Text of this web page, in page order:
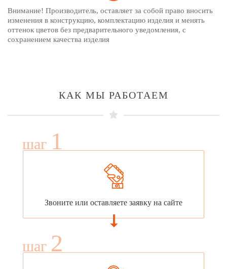
Внимание! Производитель, оставляет за собой право вносить
изменения в конструкцию, комплектацию изделия и менять
оттенок цветов без предварительного уведомления, с
сохранением качества изделия
КАК МЫ РАБОТАЕМ
шаг 1
Звоните или оставляете заявку на сайте
шаг 2